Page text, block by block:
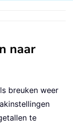
naar
breuken weer
te